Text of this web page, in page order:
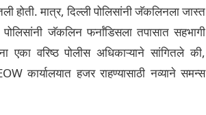
होती. मात्र, दिल्ली पोलिसांनी जॅकलिनला जास्त
जॅकलिन फर्नांडिसला तपासात सहभागी
एका वरिष्ठ पोलीस अधिकाऱ्याने सांगितले की,
कार्यालयात हजर राहण्यासाठी नव्याने समन्स